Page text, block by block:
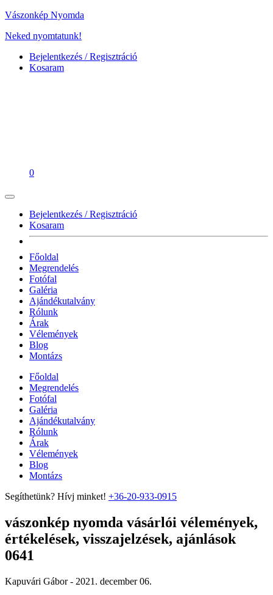
Vászonkép Nyomda
Neked nyomtatunk!
Bejelentkezés / Regisztráció
Kosaram
0
Bejelentkezés / Regisztráció
Kosaram
Főoldal
Megrendelés
Fotófal
Galéria
Ajándékutalvány
Rólunk
Árak
Vélemények
Blog
Montázs
Főoldal
Megrendelés
Fotófal
Galéria
Ajándékutalvány
Rólunk
Árak
Vélemények
Blog
Montázs
Segíthetünk? Hívj minket! +36-20-933-0915
vászonkép nyomda vásárlói vélemények,
értékelések, visszajelzések, ajánlások
0641
Kapuvári Gábor - 2021. december 06.